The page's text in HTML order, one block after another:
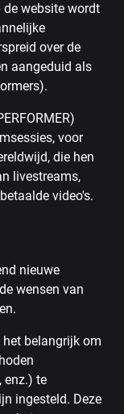
website wordt
over de
aangeduid als
voor
die hen
livestreams,
video's.
nieuwe
wensen van
belangrijk om
enz.) te
ingesteld. Deze